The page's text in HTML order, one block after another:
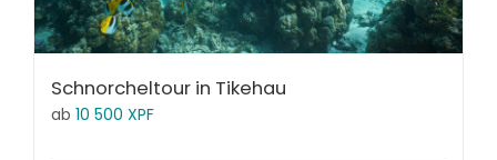
Schnorcheltour in Tikehau
ab 10 500 XPF